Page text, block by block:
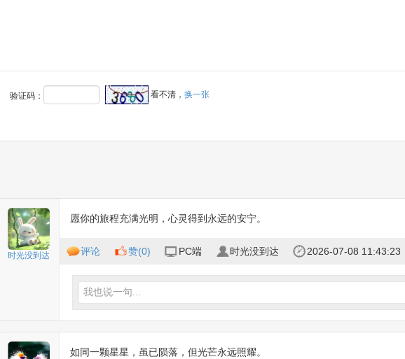
验证码： 看不清， 换一张
时光没到达
愿你的旅程充满光明，心灵得到永远的安宁。
评论 赞(0) PC端 时光没到达 2026-07-08 11:43:23
我也说一句...
如同一颗星星，虽已陨落，但光芒永远照耀。